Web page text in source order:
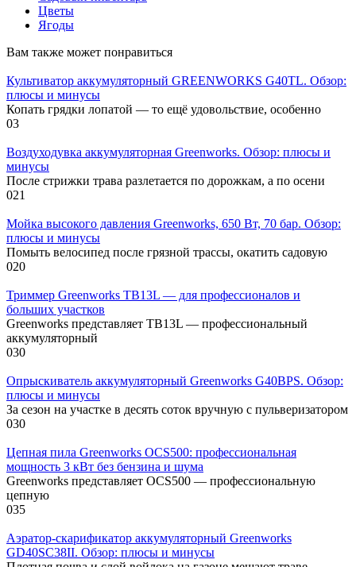
Цветы
Ягоды
Вам также может понравиться
Культиватор аккумуляторный GREENWORKS G40TL. Обзор:
плюсы и минусы
Копать грядки лопатой — то ещё удовольствие, особенно
03
Воздуходувка аккумуляторная Greenworks. Обзор: плюсы и
минусы
После стрижки трава разлетается по дорожкам, а по осени
021
Мойка высокого давления Greenworks, 650 Вт, 70 бар. Обзор:
плюсы и минусы
Помыть велосипед после грязной трассы, окатить садовую
020
Триммер Greenworks TB13L — для профессионалов и
больших участков
Greenworks представляет TB13L — профессиональный
аккумуляторный
030
Опрыскиватель аккумуляторный Greenworks G40BPS. Обзор:
плюсы и минусы
За сезон на участке в десять соток вручную с пульверизатором
030
Цепная пила Greenworks OCS500: профессиональная
мощность 3 кВт без бензина и шума
Greenworks представляет OCS500 — профессиональную
цепную
035
Аэратор-скарификатор аккумуляторный Greenworks
GD40SC38II. Обзор: плюсы и минусы